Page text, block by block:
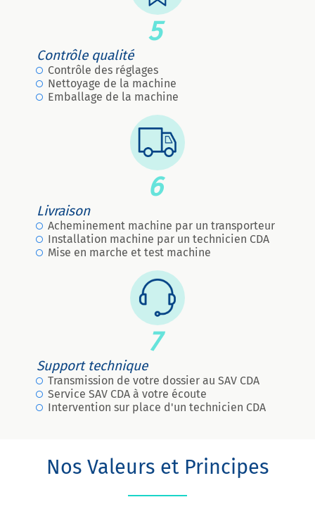
5
Contrôle qualité
Contrôle des réglages
Nettoyage de la machine
Emballage de la machine
6
Livraison
Acheminement machine par un transporteur
Installation machine par un technicien CDA
Mise en marche et test machine
7
Support technique
Transmission de votre dossier au SAV CDA
Service SAV CDA à votre écoute
Intervention sur place d'un technicien CDA
Nos Valeurs et Principes